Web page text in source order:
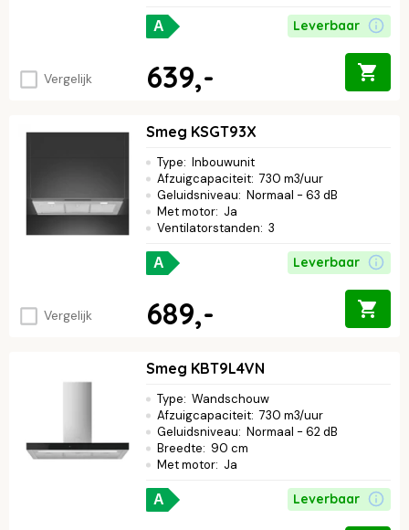
Vergelijk
A Leverbaar
639,-
Vergelijk
Smeg KSGT93X
Type: Inbouwunit
Afzuigcapaciteit: 730 m3/uur
Geluidsniveau: Normaal - 63 dB
Met motor: Ja
Ventilatorstanden: 3
A Leverbaar
689,-
Smeg KBT9L4VN
Type: Wandschouw
Afzuigcapaciteit: 730 m3/uur
Geluidsniveau: Normaal - 62 dB
Breedte: 90 cm
Met motor: Ja
A Leverbaar